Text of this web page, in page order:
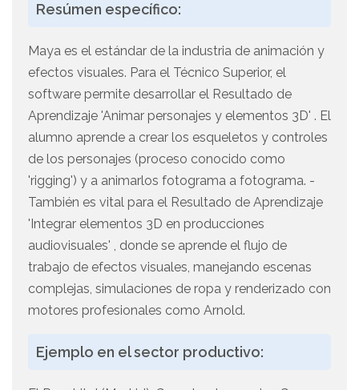
Resúmen específico:
Maya es el estándar de la industria de animación y
efectos visuales. Para el Técnico Superior, el
software permite desarrollar el Resultado de
Aprendizaje 'Animar personajes y elementos 3D' . El
alumno aprende a crear los esqueletos y controles
de los personajes (proceso conocido como
'rigging') y a animarlos fotograma a fotograma. -
También es vital para el Resultado de Aprendizaje
'Integrar elementos 3D en producciones
audiovisuales' , donde se aprende el flujo de
trabajo de efectos visuales, manejando escenas
complejas, simulaciones de ropa y renderizado con
motores profesionales como Arnold.
Ejemplo en el sector productivo: